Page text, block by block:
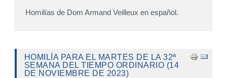
Homilías de Dom Armand Veilleux en español.
HOMILÍA PARA EL MARTES DE LA 32ª
SEMANA DEL TIEMPO ORDINARIO (14
DE NOVIEMBRE DE 2023)